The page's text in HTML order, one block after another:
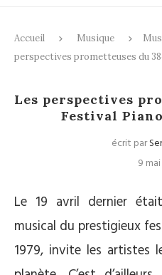
Accueil Musique
perspectives prometteuses du
Les perspectives
Festival
écrit par
9
Le 19 avril dernier
musical du prestigieux
1979, invite les artistes